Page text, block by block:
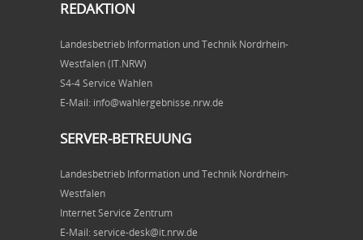
REDAKTION
Landesbetrieb Information und Technik Nordrhein-
Westfalen (IT.NRW)
S4-4 Service Wahlen
E-Mail: info@wahlergebnisse.nrw.de
SERVER-BETREUUNG
Landesbetrieb Information und Technik Nordrhein-
Westfalen
Internet Service Zentrum
E-Mail: service-desk@it.nrw.de